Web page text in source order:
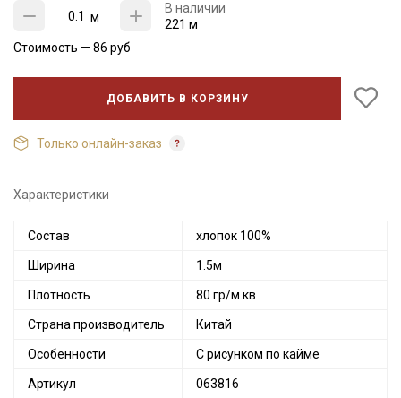
м
В наличии
221 м
Стоимость — 86 руб
ДОБАВИТЬ В КОРЗИНУ
Только онлайн-заказ
Характеристики
Состав хлопок 100%
Ширина 1.5м
Плотность 80 гр/м.кв
Страна производитель Китай
Особенности С рисунком по кайме
Артикул 063816